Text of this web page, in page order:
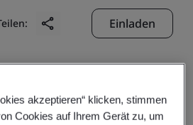
Einladen
akzeptieren“ klicken, stimmen
Cookies auf Ihrem Gerät zu, um